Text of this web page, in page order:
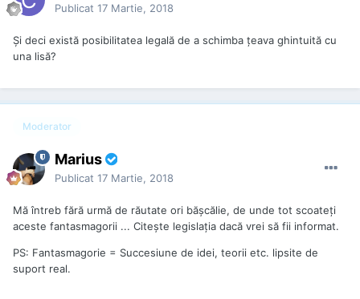
Publicat 17 Martie, 2018
Și deci există posibilitatea legală de a schimba țeava ghintuită cu
una lisă?
Moderator
Marius
Publicat 17 Martie, 2018
Mă întreb fără urmă de răutate ori bășcălie, de unde tot scoateți
aceste fantasmagorii ... Citește legislația dacă vrei să fii informat.
PS: Fantasmagorie = Succesiune de idei, teorii etc. lipsite de
suport real.